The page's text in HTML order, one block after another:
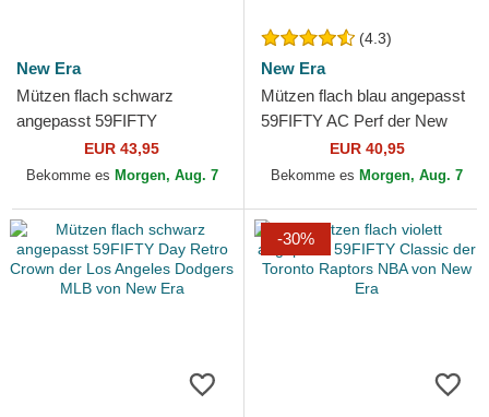
New Era
Mützen flach schwarz
angepasst 59FIFTY
Statement der Chicago Bulls
NBA von New Era
EUR 43,95
Bekomme es Morgen, Aug. 7
(4.3)
New Era
Mützen flach blau angepasst
59FIFTY AC Perf der New
York Mets MLB von New Era
EUR 40,95
Bekomme es Morgen, Aug. 7
-30%